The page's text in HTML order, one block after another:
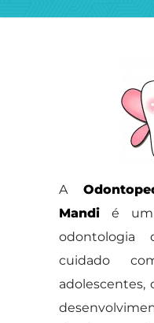
A
Mandié um
cuidado